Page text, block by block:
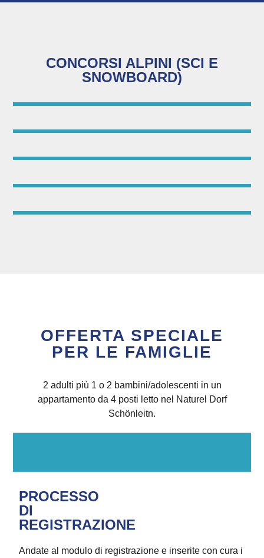
CONCORSI ALPINI (SCI E
SNOWBOARD)
OFFERTA SPECIALE
PER LE FAMIGLIE
2 adulti più 1 o 2 bambini/adolescenti in un
appartamento da 4 posti letto nel Naturel Dorf
Schönleitn.
PROCESSO
DI
REGISTRAZIONE
Andate al modulo di registrazione e inserite con cura i